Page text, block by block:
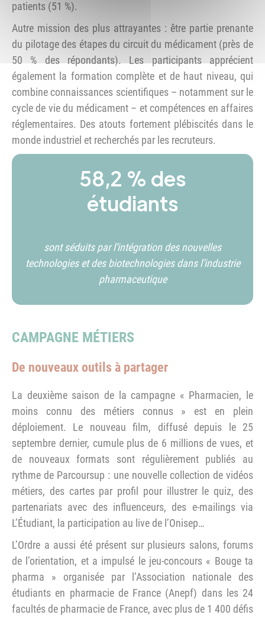
patients (51 %).
Autre mission des plus attrayantes : être partie prenante
du pilotage des étapes du circuit du médicament (près de
50 % des répondants). Les participants apprécient
également la formation complète et de haut niveau, qui
combine connaissances scientifiques – notamment sur le
cycle de vie du médicament – et compétences en affaires
réglementaires. Des atouts fortement plébiscités dans le
monde industriel et recherchés par les recruteurs.
58,2 % des
étudiants
sont séduits par l’intégration des nouvelles
technologies et des biotechnologies dans l’industrie
pharmaceutique
CAMPAGNE MÉTIERS
De nouveaux outils à partager
La deuxième saison de la campagne « Pharmacien, le
moins connu des métiers connus » est en plein
déploiement. Le nouveau film, diffusé depuis le 25
septembre dernier, cumule plus de 6 millions de vues, et
de nouveaux formats sont régulièrement publiés au
rythme de Parcoursup : une nouvelle collection de vidéos
métiers, des cartes par profil pour illustrer le quiz, des
partenariats avec des influenceurs, des e-mailings via
L’Étudiant, la participation au live de l’Onisep…
L’Ordre a aussi été présent sur plusieurs salons, forums
de l’orientation, et a impulsé le jeu-concours « Bouge ta
pharma » organisée par l’Association nationale des
étudiants en pharmacie de France (Anepf) dans les 24
facultés de pharmacie de France, avec plus de 1 400 défis